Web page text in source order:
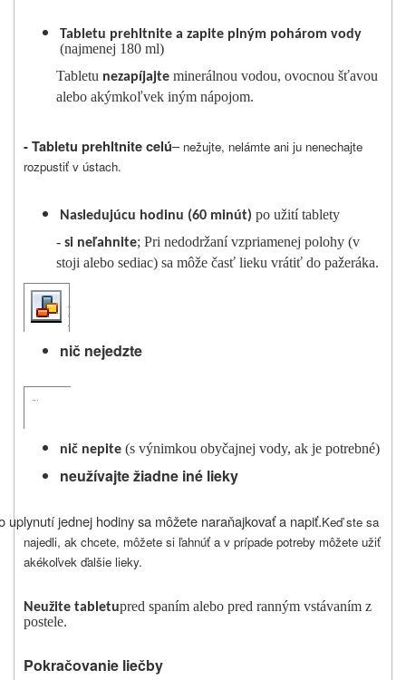
Tabletu prehltnite a zapite plným pohárom vody
(najmenej 180 ml)
Tabletu nezapíjajte minerálnou vodou, ovocnou šťavou
alebo akýmkoľvek iným nápojom.
- Tabletu prehltnite celú– nežujte, nelámte ani ju nenechajte
rozpustiť v ústach.
Nasledujúcu hodinu (60 minút) po užití tablety
- si neľahnite; Pri nedodržaní vzpriamenej polohy (v
stoji alebo sediac) sa môže časť lieku vrátiť do pažeráka.
nič nejedzte
nič nepite (s výnimkou obyčajnej vody, ak je potrebné)
neužívajte žiadne iné lieky
uplynutí jednej hodiny sa môžete naraňajkovať a napiť.Keď ste sa
najedli, ak chcete, môžete si ľahnúť a v prípade potreby môžete užiť
akékoľvek ďalšie lieky.
Neužite tabletupred spaním alebo pred ranným vstávaním z
postele.
Pokračovanie liečby